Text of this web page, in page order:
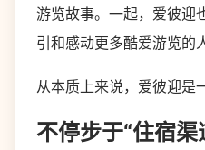
游览故事。一起，爱彼迎
引和感动更多酷爱游览的
从本质上来说，爱彼迎是
不停步于“住宿渠